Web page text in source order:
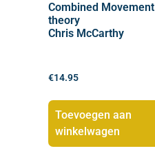
Combined Movement
theory
Chris McCarthy
€14.95
Toevoegen aan
winkelwagen